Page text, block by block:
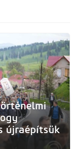
újraépítsük